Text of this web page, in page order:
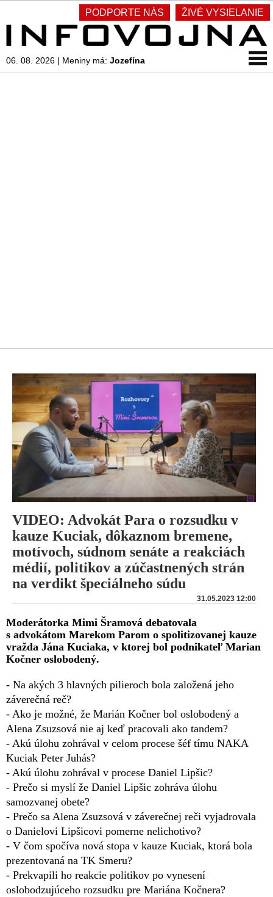
PODPORTE NÁS ŽIVÉ VYSIELANIE
06. 08. 2026 | Meniny má: Jozefína
VIDEO: Advokát Para o rozsudku v
kauze Kuciak, dôkaznom bremene,
motívoch, súdnom senáte a reakciách
médií, politikov a zúčastnených strán
na verdikt špeciálneho súdu
31.05.2023 12:00
Moderátorka Mimi Šramová debatovala
s advokátom Marekom Parom o spolitizovanej kauze
vražda Jána Kuciaka, v ktorej bol podnikateľ Marian
Kočner oslobodený.
- Na akých 3 hlavných pilieroch bola založená jeho
záverečná reč?
- Ako je možné, že Marián Kočner bol oslobodený a
Alena Zsuzsová nie aj keď pracovali ako tandem?
- Akú úlohu zohrával v celom procese šéf tímu NAKA
Kuciak Peter Juhás?
- Akú úlohu zohrával v procese Daniel Lipšic?
- Prečo si myslí že Daniel Lipšic zohráva úlohu
samozvanej obete?
- Prečo sa Alena Zsuzsová v záverečnej reči vyjadrovala
o Danielovi Lipšicovi pomerne nelichotivo?
- V čom spočíva nová stopa v kauze Kuciak, ktorá bola
prezentovaná na TK Smeru?
- Prekvapili ho reakcie politikov po vynesení
oslobodzujúceho rozsudku pre Mariána Kočnera?